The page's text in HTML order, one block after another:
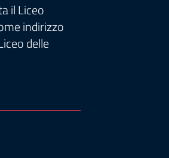
il Liceo
indirizzo
delle